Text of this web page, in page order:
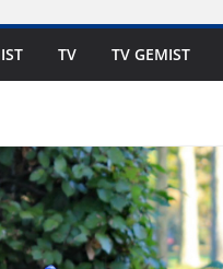
warme dagen
Mokum
TV TV GEMIST